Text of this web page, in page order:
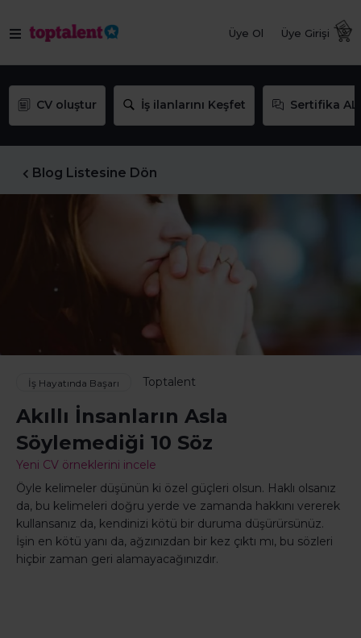
Üye Ol Üye Girişi
CV oluştur İş ilanlarını Keşfet Sertifika AL
Blog Listesine Dön
İş Hayatında Başarı Toptalent
Akıllı İnsanların Asla
Söylemediği 10 Söz
Yeni CV örneklerini incele
Öyle kelimeler düşünün ki özel güçleri olsun. Haklı olsanız
da, bu kelimeleri doğru yerde ve zamanda hakkını vererek
kullansanız da, kendinizi kötü bir duruma düşürürsünüz.
İşin en kötü yanı da, ağzınızdan bir kez çıktı mı, bu sözleri
hiçbir zaman geri alamayacağınızdır.